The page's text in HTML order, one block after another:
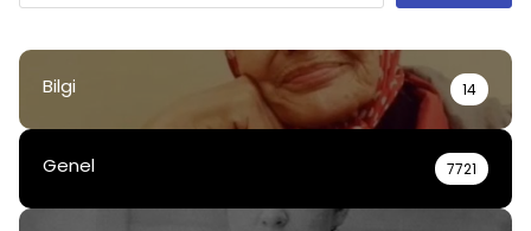
Bilgi 14
Genel 7721